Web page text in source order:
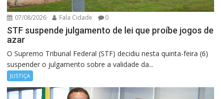
07/08/2026 Fala Cidade 0
STF suspende julgamento de lei que proíbe jogos de
azar
O Supremo Tribunal Federal (STF) decidiu nesta quinta-feira (6)
suspender o julgamento sobre a validade da...
JUSTIÇA